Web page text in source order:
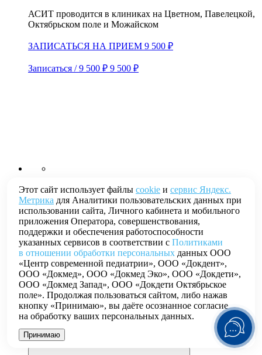
АСИТ проводится в клиниках на Цветном, Павелецкой,
Октябрьском поле и Можайском
ЗАПИСАТЬСЯ НА ПРИЕМ 9 500 ₽
Записаться / 9 500 ₽ 9 500 ₽
Веду контракты годового обслуживания
Педиатр
Ксения Параничева
Ломоносовский
Онлайн-приём
Павелецкая
ведет контракты годового обслуживания, врач ведёт
приёмы онлайн
ЗАПИСАТЬСЯ НА ПРИЕМ 9 000 ₽
Этот сайт использует файлы cookie и сервис Яндекс.
Метрика для Аналитики пользовательских данных при
использовании сайта, Личного кабинета и мобильного
приложения Оператора, совершенствования,
поддержки и обеспечения работоспособности
указанных сервисов в соответствии с Политиками
в отношении обработки персональных данных ООО
«Центр современной педиатрии», ООО «Докдент»,
ООО «Докмед», ООО «Докмед Эко», ООО «Докдети»,
ООО «Докмед Запад», ООО «Докдети Октябрьское
поле». Продолжая пользоваться сайтом, либо нажав
кнопку «Принимаю», вы даёте осознанное согласие
на обработку ваших персональных данных.
Принимаю